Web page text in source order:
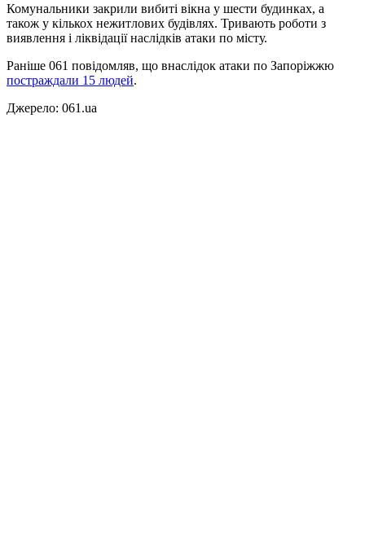
Комунальники закрили вибиті вікна у шести будинках, а
також у кількох нежитлових будівлях. Тривають роботи з
виявлення і ліквідації наслідків атаки по місту.
Раніше 061 повідомляв, що внаслідок атаки по Запоріжжю
постраждали 15 людей.
Джерело: 061.ua